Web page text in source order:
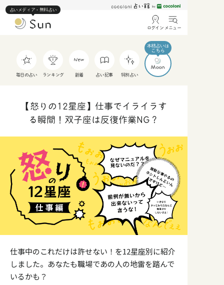
占いメディア・無料占い
ログイン メニュー
毎日の占い ランキング 新着 占い記事 特別占い
【怒りの12星座】仕事でイライラす
る瞬間！双子座は反復作業NG？
仕事中のこれだけは許せない！を12星座別に紹介
しました。あなたも職場であの人の地雷を踏んで
いるかも？